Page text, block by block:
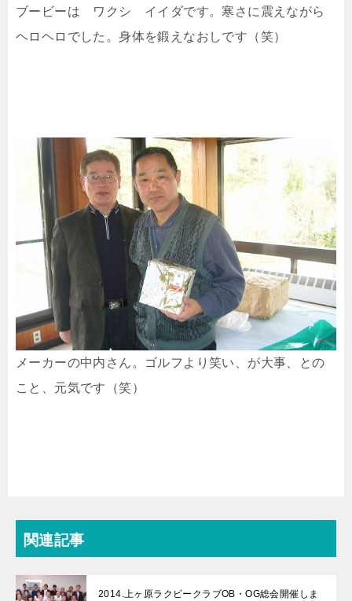
ブービーは ワクシ イイダです。寒さに震えながら
ヘロヘロでした。身体を鍛えなおしです（笑）
メーカーの中内さん。ゴルフより笑い、が大事、との
こと、元気です（笑）
関連記事
2014.上ヶ原ラクビークラブOB・OG総会開催しま